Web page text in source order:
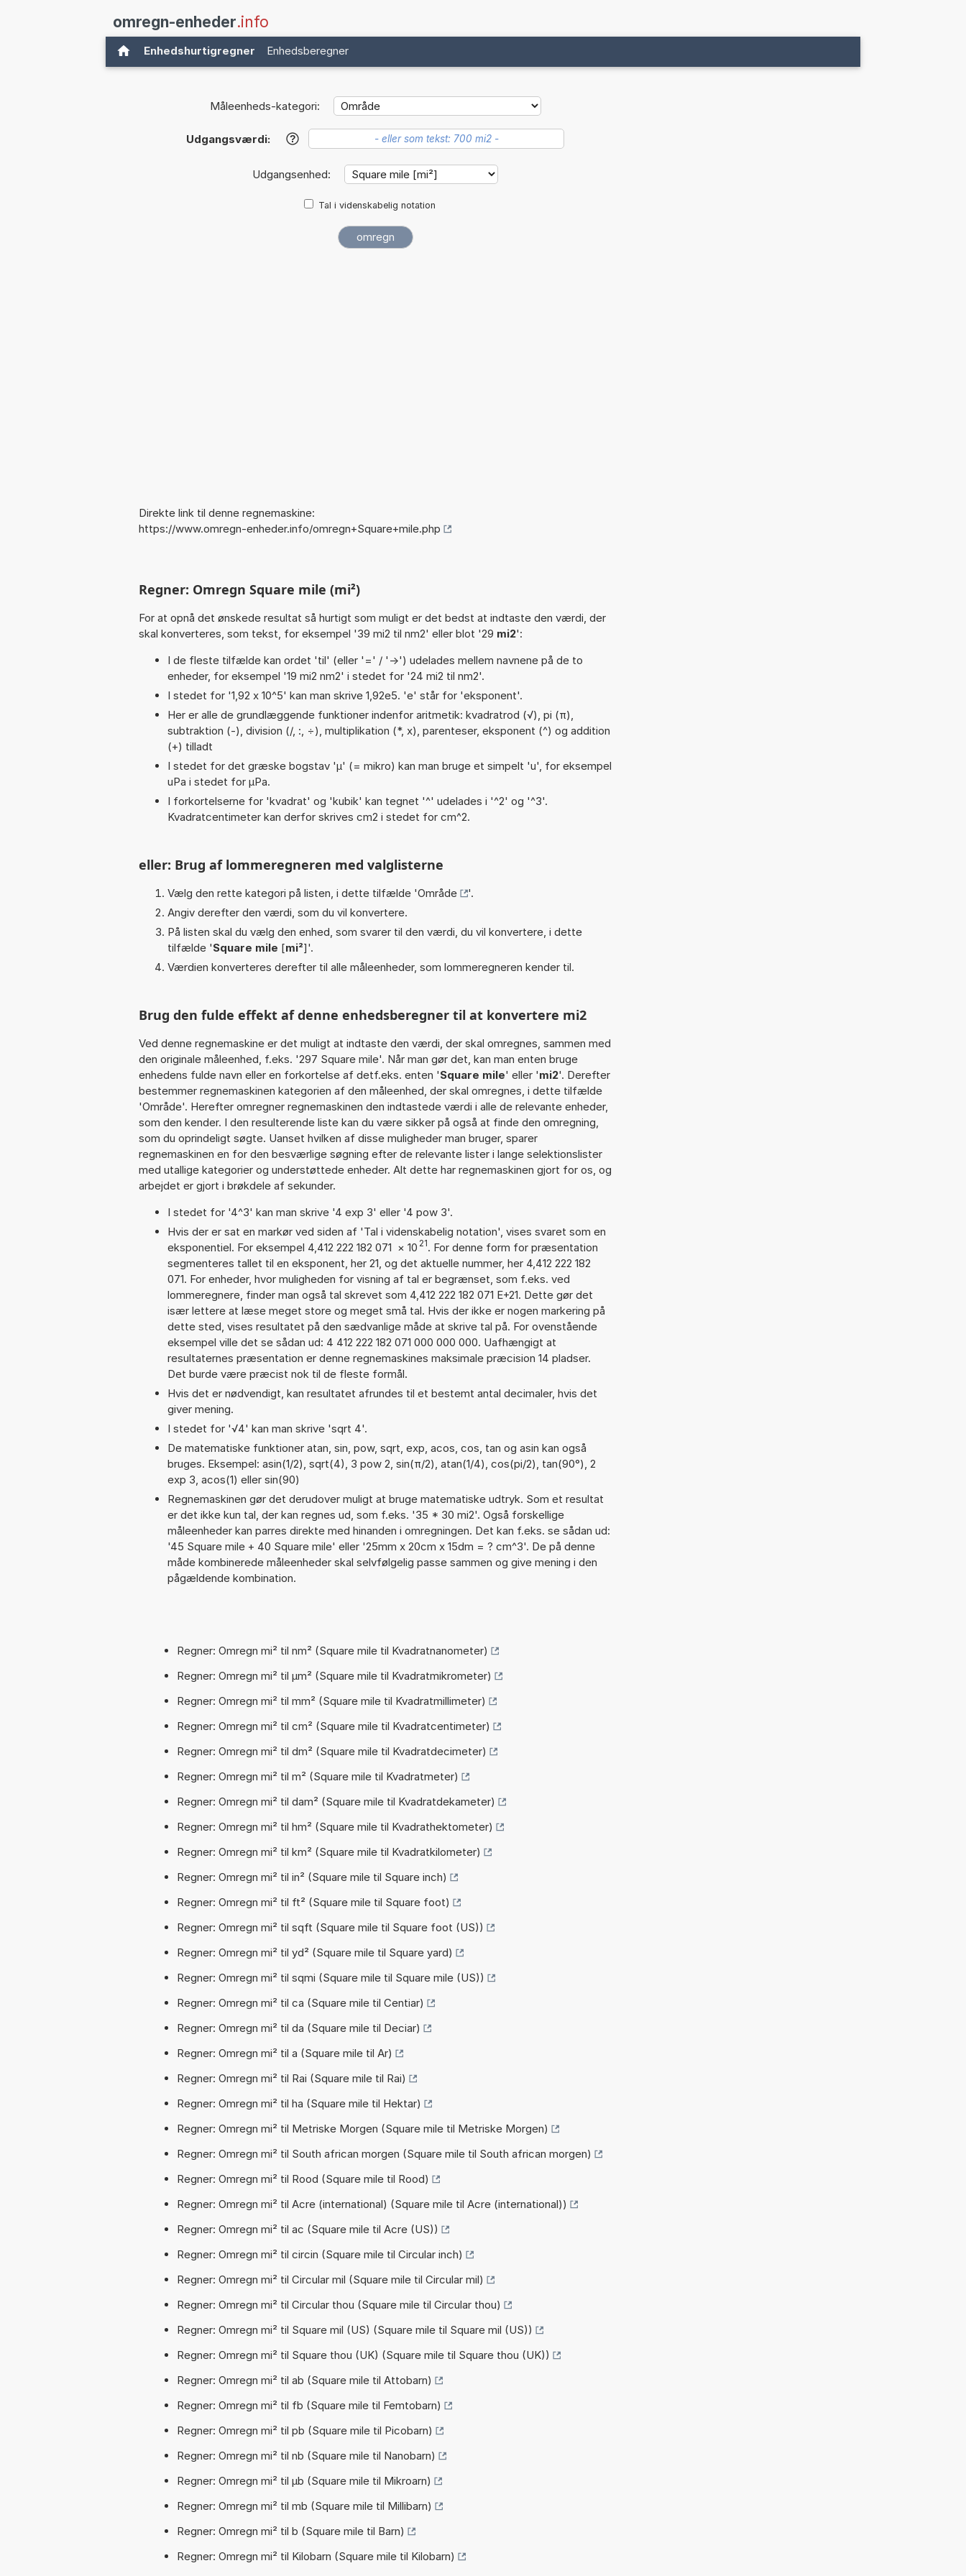
omregn-enheder.info
Enhedshurtigregner Enhedsberegner
Måleenheds-kategori:
Udgangsværdi: ?
Udgangsenhed:
Tal i videnskabelig notation
Direkte link til denne regnemaskine:
https://www.omregn-enheder.info/omregn+Square+mile.php
Regner: Omregn Square mile (mi²)
For at opnå det ønskede resultat så hurtigt som muligt er det bedst at indtaste den værdi, der
skal konverteres, som tekst, for eksempel '39 mi2 til nm2' eller blot '29 mi2':
I de fleste tilfælde kan ordet 'til' (eller '=' / '->') udelades mellem navnene på de to
enheder, for eksempel '19 mi2 nm2' i stedet for '24 mi2 til nm2'.
I stedet for '1,92 x 10^5' kan man skrive 1,92e5. 'e' står for 'eksponent'.
Her er alle de grundlæggende funktioner indenfor aritmetik: kvadratrod (√), pi (π),
subtraktion (-), division (/, :, ÷), multiplikation (*, x), parenteser, eksponent (^) og addition
(+) tilladt
I stedet for det græske bogstav 'µ' (= mikro) kan man bruge et simpelt 'u', for eksempel
uPa i stedet for µPa.
I forkortelserne for 'kvadrat' og 'kubik' kan tegnet '^' udelades i '^2' og '^3'.
Kvadratcentimeter kan derfor skrives cm2 i stedet for cm^2.
eller: Brug af lommeregneren med valglisterne
Vælg den rette kategori på listen, i dette tilfælde 'Område
'.
Angiv derefter den værdi, som du vil konvertere.
På listen skal du vælg den enhed, som svarer til den værdi, du vil konvertere, i dette
tilfælde 'Square mile [mi²]'.
Værdien konverteres derefter til alle måleenheder, som lommeregneren kender til.
Brug den fulde effekt af denne enhedsberegner til at konvertere mi2
Ved denne regnemaskine er det muligt at indtaste den værdi, der skal omregnes, sammen med
den originale måleenhed, f.eks. '297 Square mile'. Når man gør det, kan man enten bruge
enhedens fulde navn eller en forkortelse af detf.eks. enten 'Square mile' eller 'mi2'. Derefter
bestemmer regnemaskinen kategorien af den måleenhed, der skal omregnes, i dette tilfælde
'Område'. Herefter omregner regnemaskinen den indtastede værdi i alle de relevante enheder,
som den kender. I den resulterende liste kan du være sikker på også at finde den omregning,
som du oprindeligt søgte. Uanset hvilken af disse muligheder man bruger, sparer
regnemaskinen en for den besværlige søgning efter de relevante lister i lange selektionslister
med utallige kategorier og understøttede enheder. Alt dette har regnemaskinen gjort for os, og
arbejdet er gjort i brøkdele af sekunder.
I stedet for '4^3' kan man skrive '4 exp 3' eller '4 pow 3'.
Hvis der er sat en markør ved siden af 'Tal i videnskabelig notation', vises svaret som en
eksponentiel. For eksempel 4,412 222 182 071 × 10 21. For denne form for præsentation
segmenteres tallet til en eksponent, her 21, og det aktuelle nummer, her 4,412 222 182
071. For enheder, hvor muligheden for visning af tal er begrænset, som f.eks. ved
lommeregnere, finder man også tal skrevet som 4,412 222 182 071 E+21. Dette gør det
især lettere at læse meget store og meget små tal. Hvis der ikke er nogen markering på
dette sted, vises resultatet på den sædvanlige måde at skrive tal på. For ovenstående
eksempel ville det se sådan ud: 4 412 222 182 071 000 000 000. Uafhængigt at
resultaternes præsentation er denne regnemaskines maksimale præcision 14 pladser.
Det burde være præcist nok til de fleste formål.
Hvis det er nødvendigt, kan resultatet afrundes til et bestemt antal decimaler, hvis det
giver mening.
I stedet for '√4' kan man skrive 'sqrt 4'.
De matematiske funktioner atan, sin, pow, sqrt, exp, acos, cos, tan og asin kan også
bruges. Eksempel: asin(1/2), sqrt(4), 3 pow 2, sin(π/2), atan(1/4), cos(pi/2), tan(90°), 2
exp 3, acos(1) eller sin(90)
Regnemaskinen gør det derudover muligt at bruge matematiske udtryk. Som et resultat
er det ikke kun tal, der kan regnes ud, som f.eks. '35 * 30 mi2'. Også forskellige
måleenheder kan parres direkte med hinanden i omregningen. Det kan f.eks. se sådan ud:
'45 Square mile + 40 Square mile' eller '25mm x 20cm x 15dm = ? cm^3'. De på denne
måde kombinerede måleenheder skal selvfølgelig passe sammen og give mening i den
pågældende kombination.
Regner: Omregn mi² til nm² (Square mile til Kvadratnanometer)
Regner: Omregn mi² til µm² (Square mile til Kvadratmikrometer)
Regner: Omregn mi² til mm² (Square mile til Kvadratmillimeter)
Regner: Omregn mi² til cm² (Square mile til Kvadratcentimeter)
Regner: Omregn mi² til dm² (Square mile til Kvadratdecimeter)
Regner: Omregn mi² til m² (Square mile til Kvadratmeter)
Regner: Omregn mi² til dam² (Square mile til Kvadratdekameter)
Regner: Omregn mi² til hm² (Square mile til Kvadrathektometer)
Regner: Omregn mi² til km² (Square mile til Kvadratkilometer)
Regner: Omregn mi² til in² (Square mile til Square inch)
Regner: Omregn mi² til ft² (Square mile til Square foot)
Regner: Omregn mi² til sqft (Square mile til Square foot (US))
Regner: Omregn mi² til yd² (Square mile til Square yard)
Regner: Omregn mi² til sqmi (Square mile til Square mile (US))
Regner: Omregn mi² til ca (Square mile til Centiar)
Regner: Omregn mi² til da (Square mile til Deciar)
Regner: Omregn mi² til a (Square mile til Ar)
Regner: Omregn mi² til Rai (Square mile til Rai)
Regner: Omregn mi² til ha (Square mile til Hektar)
Regner: Omregn mi² til Metriske Morgen (Square mile til Metriske Morgen)
Regner: Omregn mi² til South african morgen (Square mile til South african morgen)
Regner: Omregn mi² til Rood (Square mile til Rood)
Regner: Omregn mi² til Acre (international) (Square mile til Acre (international))
Regner: Omregn mi² til ac (Square mile til Acre (US))
Regner: Omregn mi² til circin (Square mile til Circular inch)
Regner: Omregn mi² til Circular mil (Square mile til Circular mil)
Regner: Omregn mi² til Circular thou (Square mile til Circular thou)
Regner: Omregn mi² til Square mil (US) (Square mile til Square mil (US))
Regner: Omregn mi² til Square thou (UK) (Square mile til Square thou (UK))
Regner: Omregn mi² til ab (Square mile til Attobarn)
Regner: Omregn mi² til fb (Square mile til Femtobarn)
Regner: Omregn mi² til pb (Square mile til Picobarn)
Regner: Omregn mi² til nb (Square mile til Nanobarn)
Regner: Omregn mi² til µb (Square mile til Mikroarn)
Regner: Omregn mi² til mb (Square mile til Millibarn)
Regner: Omregn mi² til b (Square mile til Barn)
Regner: Omregn mi² til Kilobarn (Square mile til Kilobarn)